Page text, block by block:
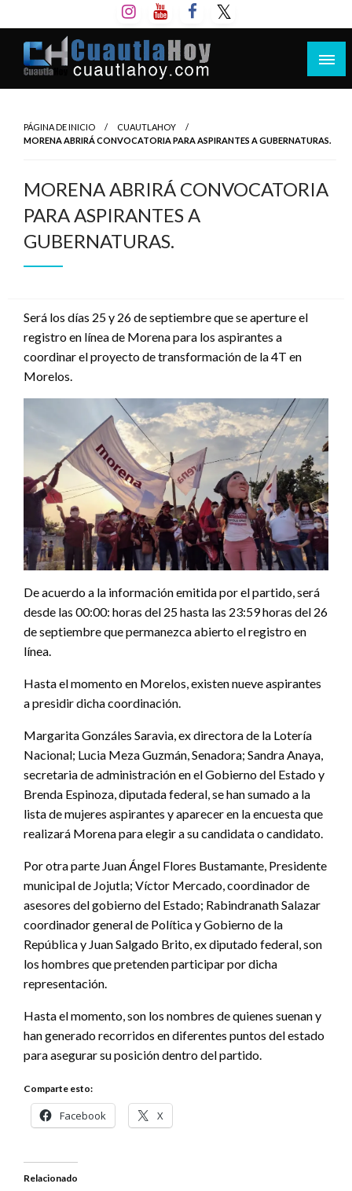
al
contenido
Revista digital del oriente de Morelos.
PÁGINA DE INICIO
CUAUTLAHOY
MORENA ABRIRÁ CONVOCATORIA PARA ASPIRANTES A GUBERNATURAS.
MORENA ABRIRÁ CONVOCATORIA
PARA ASPIRANTES A
GUBERNATURAS.
Será los días 25 y 26 de septiembre que se aperture el
registro en línea de Morena para los aspirantes a
coordinar el proyecto de transformación de la 4T en
Morelos.
De acuerdo a la información emitida por el partido, será
desde las 00:00: horas del 25 hasta las 23:59 horas del 26
de septiembre que permanezca abierto el registro en
línea.
Hasta el momento en Morelos, existen nueve aspirantes
a presidir dicha coordinación.
Margarita Gonzáles Saravia, ex directora de la Lotería
Nacional; Lucia Meza Guzmán, Senadora; Sandra Anaya,
secretaria de administración en el Gobierno del Estado y
Brenda Espinoza, diputada federal, se han sumado a la
lista de mujeres aspirantes y aparecer en la encuesta que
realizará Morena para elegir a su candidata o candidato.
Por otra parte Juan Ángel Flores Bustamante, Presidente
municipal de Jojutla; Víctor Mercado, coordinador de
asesores del gobierno del Estado; Rabindranath Salazar
coordinador general de Política y Gobierno de la
República y Juan Salgado Brito, ex diputado federal, son
los hombres que pretenden participar por dicha
representación.
Hasta el momento, son los nombres de quienes suenan y
han generado recorridos en diferentes puntos del estado
para asegurar su posición dentro del partido.
Comparte esto:
Facebook X
Relacionado